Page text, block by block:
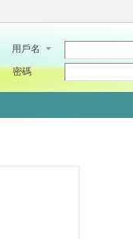
用戶名
密碼